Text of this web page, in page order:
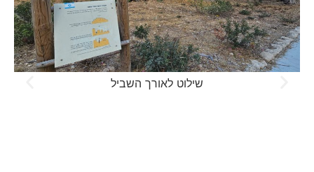
שילוט לאורך השביל